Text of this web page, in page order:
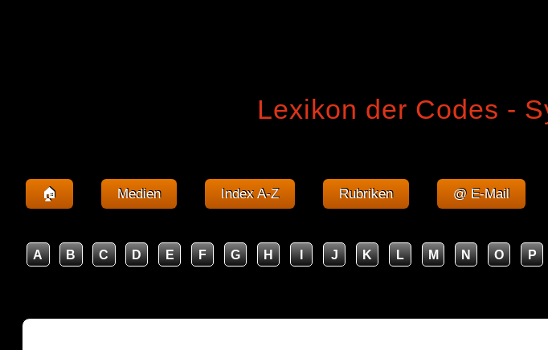
Lexikon der Codes -
🏠 Medien Index A-Z Rubriken @ E-Mail
A B C D E F G H I J K L M N O P